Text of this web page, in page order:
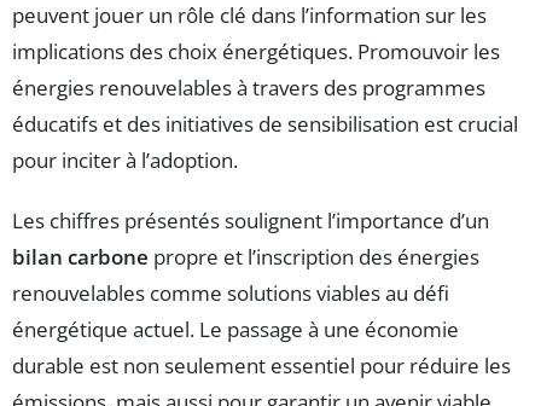
peuvent jouer un rôle clé dans l’information sur les
implications des choix énergétiques. Promouvoir les
énergies renouvelables à travers des programmes
éducatifs et des initiatives de sensibilisation est crucial
pour inciter à l’adoption.
Les chiffres présentés soulignent l’importance d’un
bilan carbone propre et l’inscription des énergies
renouvelables comme solutions viables au défi
énergétique actuel. Le passage à une économie
durable est non seulement essentiel pour réduire les